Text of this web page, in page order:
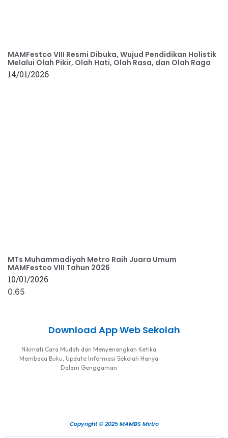
MAMFestco VIII Resmi Dibuka, Wujud Pendidikan Holistik
Melalui Olah Pikir, Olah Hati, Olah Rasa, dan Olah Raga
14/01/2026
MTs Muhammadiyah Metro Raih Juara Umum
MAMFestco VIII Tahun 2026
10/01/2026
Download App Web Sekolah
Nikmati Cara Mudah dan Menyenangkan Ketika
Membaca Buku, Update Informasi Sekolah Hanya
Dalam Genggaman
Copyright © 2025 MAMBS Metro